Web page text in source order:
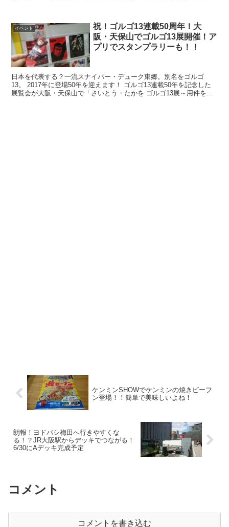
イベント
祝！ゴルゴ13連載50周年！大
阪・天保山でゴルゴ13展開催！ア
プリでスタンプラリーも！！
日本を代表する？一流スナイパー・デューク東郷。別名をゴルゴ
13。 2017年に登場50年を迎えます！ ゴルゴ13連載50年を記念した
展覧会が大阪・天保山で「さいとう・たかを ゴルゴ13展～用件を聞
ケンミンSHOWでケンミンの焼きビーフ
ン登場！！簡単で美味しいよね！
朗報！ヨドバシ梅田へ行きやすくな
る！？JR大阪駅からデッキでつながる！
6/30にAデッキ完成予定
コメント
コメントを書き込む